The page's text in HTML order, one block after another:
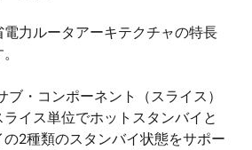
力ルータアーキテクチャの特長
ブ・コンポーネント（スライス）
イス単位でホットスタンバイと
2種類のスタンバイ状態をサポー